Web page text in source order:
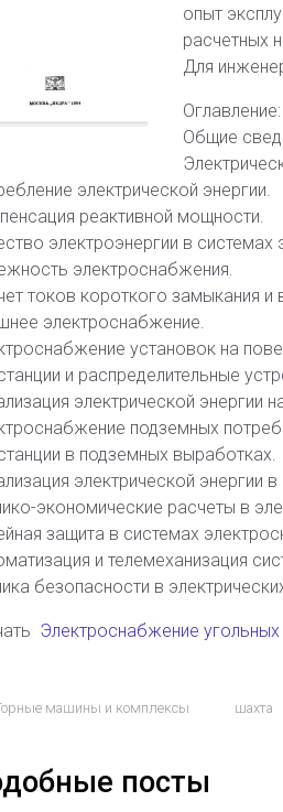
опыт
расчетных
Для
Оглавление:
Общие
электрической энергии.
реактивной мощности.
электроэнергии в системах
электроснабжения.
токов короткого замыкания
электроснабжение.
установок на
и распределительные
электрической энергии
подземных
в подземных выработках.
электрической энергии
экономические расчеты в
защита в системах
и телемеханизация
безопасности в
Электроснабжение
машины и комплексы шахта
посты